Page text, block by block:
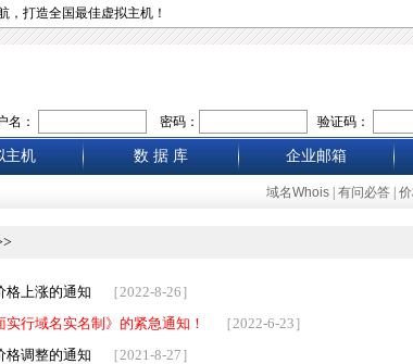
，打造全国最佳虚拟主机！
名： 密码： 验证码：
主机 数 据 库 企业邮箱
域名Whois 有问必答
格上涨的通知
［2022-8-26］
实行域名实名制》的紧急通知！
［2022-6-23］
格调整的通知
［2021-8-27］